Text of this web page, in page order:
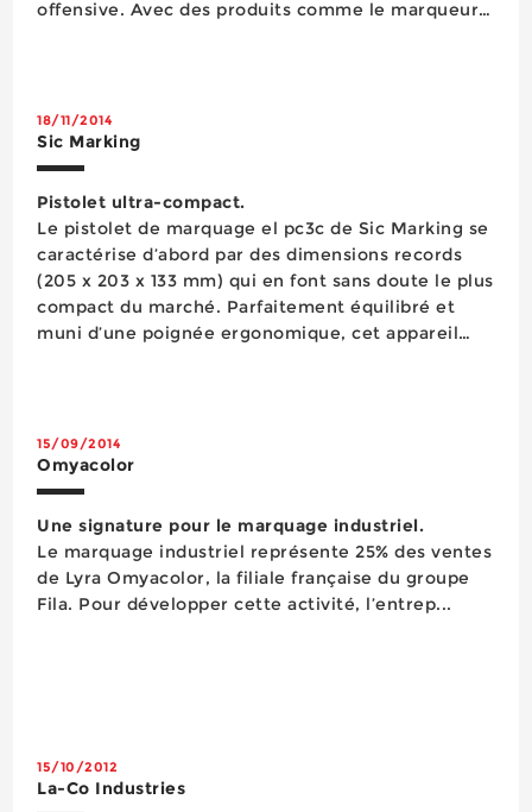
offensive. Avec des produits comme le marqueur à
18/11/2014
Sic Marking
Pistolet ultra-compact.
Le pistolet de marquage el pc3c de Sic Marking se
caractérise d’abord par des dimensions records
(205 x 203 x 133 mm) qui en font sans doute le plus
compact du marché. Parfaitement équilibré et
muni d’une poignée ergonomique, cet appareil
15/09/2014
Omyacolor
Une signature pour le marquage industriel.
Le marquage industriel représente 25% des ventes
de Lyra Omyacolor, la filiale française du groupe
Fila. Pour développer cette activité, l’entrep...
15/10/2012
La-Co Industries